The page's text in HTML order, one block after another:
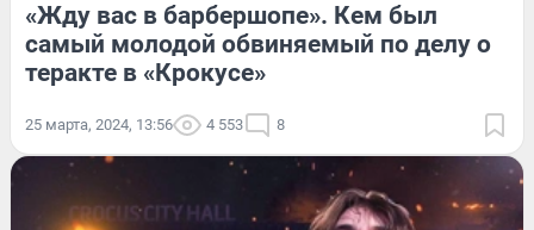
«Жду вас в барбершопе». Кем был
самый молодой обвиняемый по делу о
теракте в «Крокусе»
25 марта, 2024, 13:56 4 553 8